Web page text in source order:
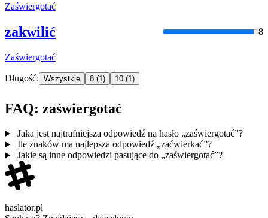
Zaświergotać
zakwilić 8
Zaświergotać
Długość: Wszystkie 8 (1) 10 (1)
FAQ: zaświergotać
Jaka jest najtrafniejsza odpowiedź na hasło „zaświergotać”?
Ile znaków ma najlepsza odpowiedź „zaćwierkać”?
Jakie są inne odpowiedzi pasujące do „zaświergotać”?
haslator.pl